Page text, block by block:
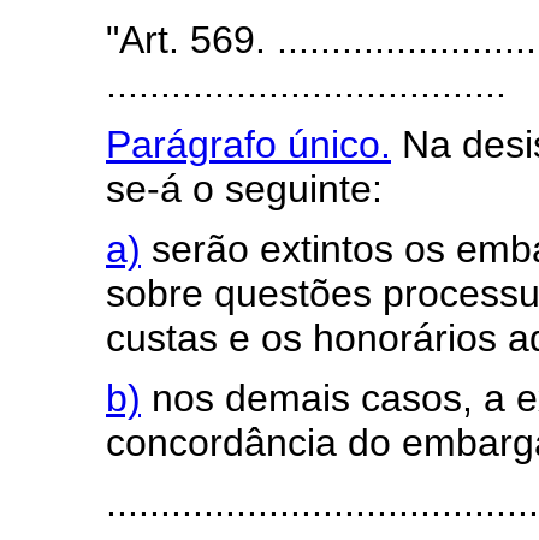
"Art. 569.
.....................................
Parágrafo único. Na
se-á o seguinte:
a) serão extintos os
sobre questões
custas e os honorários
b) nos demais casos, a
concordância do